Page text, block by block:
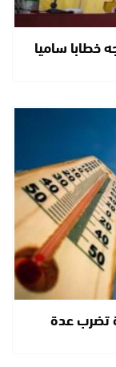
خطابا ساميا
تضرب عدة